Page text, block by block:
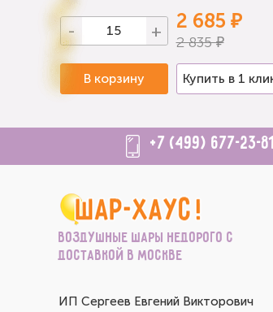
- + 2 685 ₽
2 835 ₽
В корзину Купить в 1
+7 (499) 677-23-81
Воздушные шары недорого с
доставкой в Москве
ИП Сергеев Евгений Викторович